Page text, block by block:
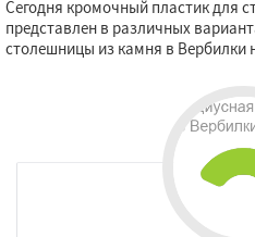
Сегодня кромочный пластик для
представлен в различных
столешницы из камня в Вербилки